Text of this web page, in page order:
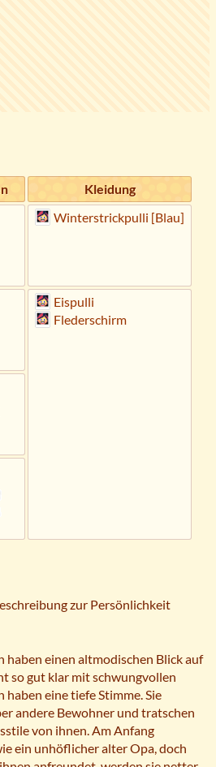
Kleidung
Winterstrickpulli [Blau]
Eispulli
Flederschirm
zur Persönlichkeit
einen altmodischen Blick auf
so gut klar mit schwungvollen
eine tiefe Stimme. Sie
andere Bewohner und tratschen
von ihnen. Am Anfang
ein unhöflicher alter Opa, doch